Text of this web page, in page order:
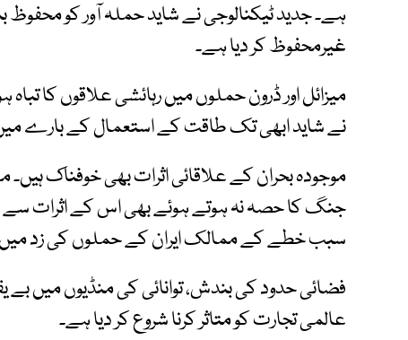
ہے۔ جدید ٹیکنالوجی نے شاید حملہ آور کو محفوظ
غیرمحفوظ کر دیا ہے۔
میزائل اور ڈرون حملوں میں رہائشی علاقوں کا
نے شاید ابھی تک طاقت کے استعمال کے بارے
موجودہ بحران کے علاقائی اثرات بھی خوفناک
جنگ کا حصہ نہ ہوتے ہوئے بھی اس کے اثرات
سبب خطے کے ممالک ایران کے حملوں کی زد
فضائی حدود کی بندش، توانائی کی منڈیوں میں بے
عالمی تجارت کو متاثر کرنا شروع کر دیا ہے۔